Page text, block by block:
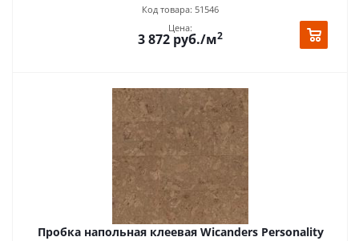
Код товара: 51546
Цена:
3 872 руб./м2
Пробка напольная клеевая Wicanders Personality